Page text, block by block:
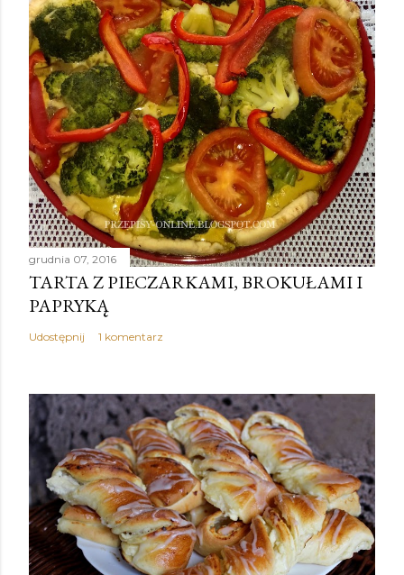
grudnia 07, 2016
TARTA Z PIECZARKAMI, BROKUŁAMI I
PAPRYKĄ
Udostępnij 1 komentarz